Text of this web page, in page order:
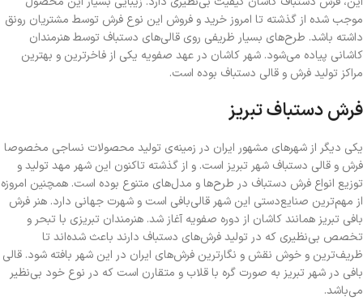
موجب شده از گذشته تا امروز خرید و فروش این نوع فرش توسط مشتریان رونق
داشته باشد. طرح‌های بسیار ظریفی روی قالی‌های دستباف توسط هنرمندان
کاشانی پیاده می‌شود. شهر کاشان در عهد صفویه یکی از فاخرترین و بهترین
مراکز تولید فرش و قالی دستباف بوده است.
فرش دستباف تبریز
یکی دیگر از شهرهای مشهور ایران در زمینه‌ی تولید محصولات نساجی مخصوصا
فرش و قالی دستباف شهر تبریز است. و از گذشته تاکنون این شهر مهد تولید و
توزیع انواع فرش دستباف در طرح‌ها و مدل‌های متنوع بوده است. همچنین امروزه
از مهم‌ترین صنایع‌دستی این شهر قالی‌بافی است و شهرت جهانی دارد. هنر فرش
بافی تبریز همانند کاشان از دوره صفویه آغاز شد. هنرمندان تبریزی با تبحر و
تخصص بی‌نظیری که در تولید فرش‌های دستباف دارند باعث شده‌اند تا
ظریف‌ترین و خوش نقش و نگارترین فرش‌های ایران در این شهر بافته شود. قالی
بافی در شهر تبریز به صورت گره با قلاب و متقارن است که در نوع خود بی‌نظیر
می‌باشد.